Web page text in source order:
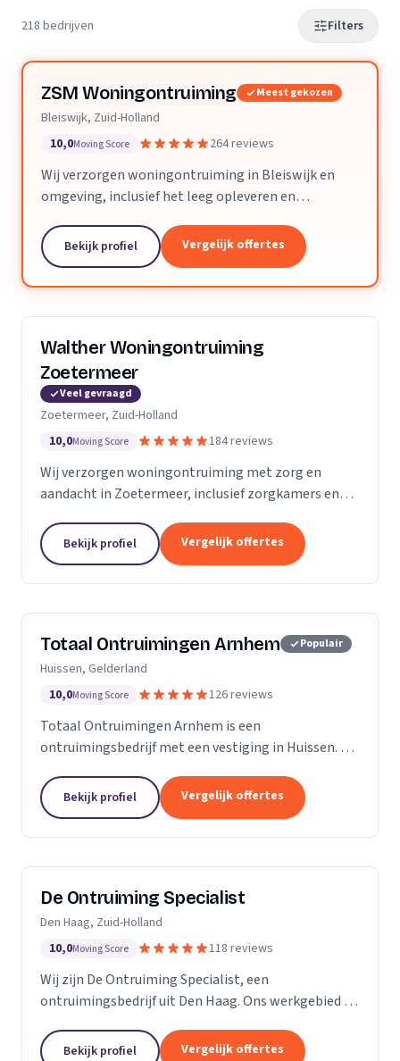
218 bedrijven Filters
ZSM Woningontruiming Meest gekozen
Bleiswijk, Zuid-Holland
10,0Moving Score 264 reviews
Wij verzorgen woningontruiming in Bleiswijk en
omgeving, inclusief het leeg opleveren en
Bekijk profiel Vergelijk offertes
Walther Woningontruiming
Zoetermeer
Veel gevraagd
Zoetermeer, Zuid-Holland
10,0Moving Score 184 reviews
Wij verzorgen woningontruiming met zorg en
aandacht in Zoetermeer, inclusief zorgkamers en
Bekijk profiel Vergelijk offertes
Totaal Ontruimingen Arnhem Populair
Huissen, Gelderland
10,0Moving Score 126 reviews
Totaal Ontruimingen Arnhem is een
ontruimingsbedrijf met een vestiging in Huissen. Wij
Bekijk profiel Vergelijk offertes
De Ontruiming Specialist
Den Haag, Zuid-Holland
10,0Moving Score 118 reviews
Wij zijn De Ontruiming Specialist, een
ontruimingsbedrijf uit Den Haag. Ons werkgebied is
Bekijk profiel Vergelijk offertes